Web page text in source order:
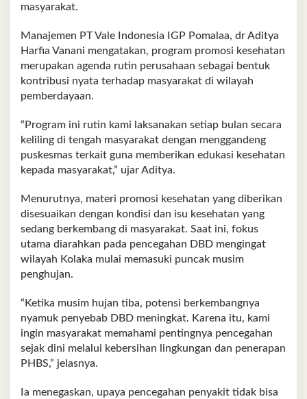
masyarakat.
Manajemen PT Vale Indonesia IGP Pomalaa, dr Aditya
Harfia Vanani mengatakan, program promosi kesehatan
merupakan agenda rutin perusahaan sebagai bentuk
kontribusi nyata terhadap masyarakat di wilayah
pemberdayaan.
“Program ini rutin kami laksanakan setiap bulan secara
keliling di tengah masyarakat dengan menggandeng
puskesmas terkait guna memberikan edukasi kesehatan
kepada masyarakat,” ujar Aditya.
Menurutnya, materi promosi kesehatan yang diberikan
disesuaikan dengan kondisi dan isu kesehatan yang
sedang berkembang di masyarakat. Saat ini, fokus
utama diarahkan pada pencegahan DBD mengingat
wilayah Kolaka mulai memasuki puncak musim
penghujan.
“Ketika musim hujan tiba, potensi berkembangnya
nyamuk penyebab DBD meningkat. Karena itu, kami
ingin masyarakat memahami pentingnya pencegahan
sejak dini melalui kebersihan lingkungan dan penerapan
PHBS,” jelasnya.
Ia menegaskan, upaya pencegahan penyakit tidak bisa